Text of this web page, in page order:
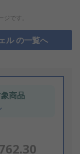
です。
ル の一覧へ
商品